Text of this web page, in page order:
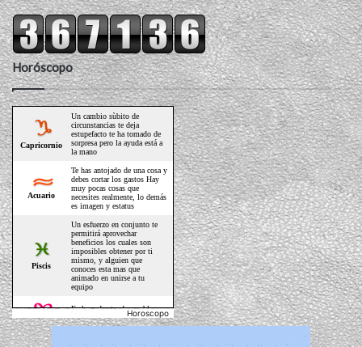
Horóscopo
Horoscopo